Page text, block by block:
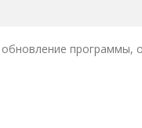
программы,